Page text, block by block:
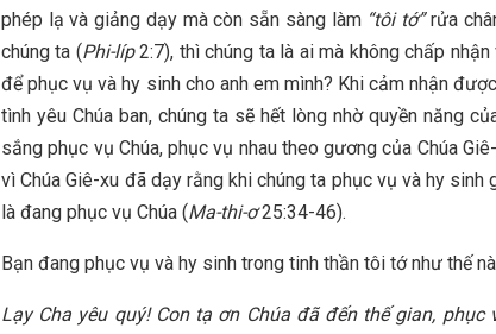
phép lạ và giảng dạy mà còn sẵn sàng làm “tôi tớ”rửa
chúng ta (Phi-líp2:7), thì chúng ta là ai mà không chấp
để phục vụ và hy sinh cho anh em mình? Khi cảm nhận
tình yêu Chúa ban, chúng ta sẽ hết lòng nhờ quyền năng
sắng phục vụ Chúa, phục vụ nhau theo gương của Chúa
vì Chúa Giê-xu đã dạy rằng khi chúng ta phục vụ và hy sinh
là đang phục vụ Chúa (Ma-thi-ơ25:34-46).
Bạn đang phục vụ và hy sinh trong tinh thần tôi tớ như thế
Lạy Cha yêu quý! Con tạ ơn Chúa đã đến thế gian, phục